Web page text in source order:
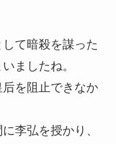
て暗殺を謀った
ましたね。
を阻止できなか
李弘を授かり、